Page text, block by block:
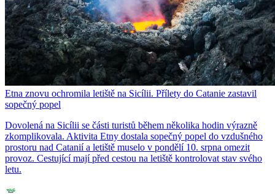
Etna znovu ochromila letiště na Sicílii. Přílety do Catanie zastavil
sopečný popel
Dovolená na Sicílii se části turistů během několika hodin výrazně
zkomplikovala. Aktivita Etny dostala sopečný popel do vzdušného
prostoru nad Catanií a letiště muselo v pondělí 10. srpna omezit
provoz. Cestující mají před cestou na letiště kontrolovat stav svého
letu.